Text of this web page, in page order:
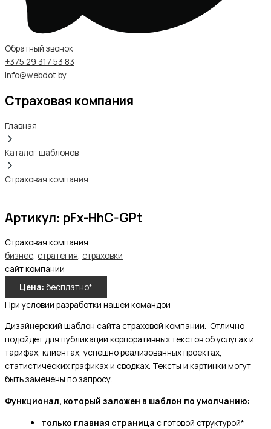
Обратный звонок
+375 29 317 53 83
info@webdot.by
Страховая компания
Главная
Каталог шаблонов
Страховая компания
Артикул: pFx-HhC-GPt
Страховая компания
бизнес стратегия страховки
сайт компании
Цена: бесплатно*
При условии разработки нашей командой
Дизайнерский шаблон сайта страховой компании. Отлично
подойдет для публикации корпоративных текстов об услугах и
тарифах, клиентах, успешно реализованных проектах,
статистических графиках и сводках. Тексты и картинки могут
быть заменены по запросу.
Функционал, который заложен в шаблон по умолчанию:
только главная страница с готовой структурой*